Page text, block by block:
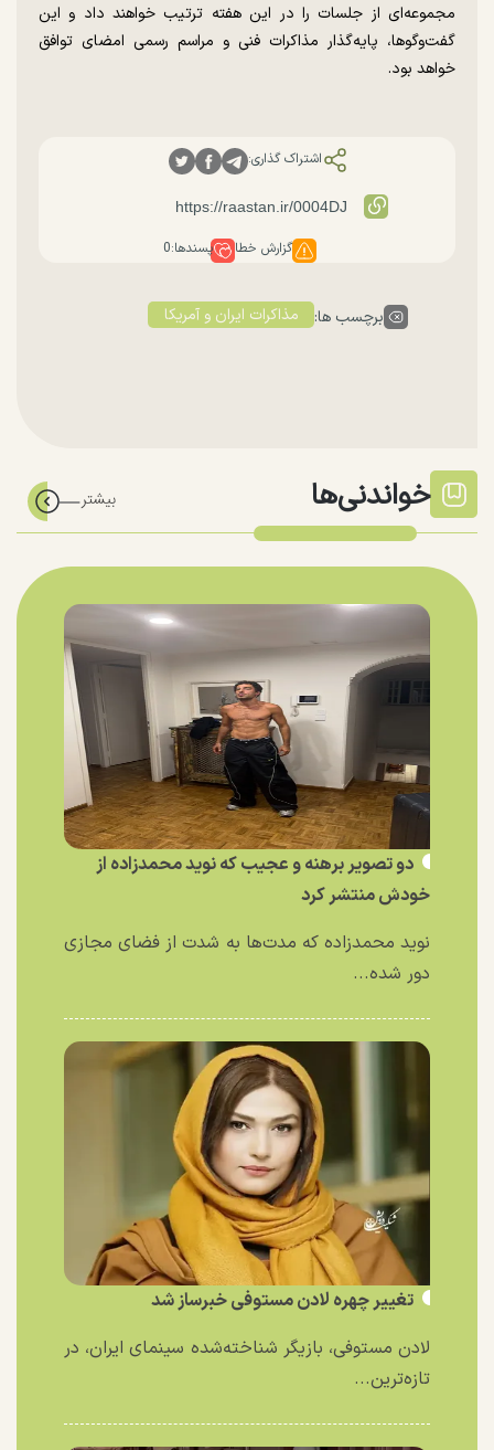
مجموعه‌ای از جلسات را در این هفته ترتیب خواهند داد و این
گفت‌وگوها، پایه‌گذار مذاکرات فنی و مراسم رسمی امضای توافق
خواهد بود.
اشتراک گذاری:
گزارش خطا پسندها:0
برچسب ها: مذاکرات ایران و آمریکا
خواندنی‌ها
دو تصویر برهنه و عجیب که نوید محمدزاده از
خودش منتشر کرد
نوید محمدزاده که مدت‌ها به شدت از فضای مجازی
دور شده...
تغییر چهره لادن مستوفی خبرساز شد
لادن مستوفی، بازیگر شناخته‌شده سینمای ایران، در
تازه‌ترین...